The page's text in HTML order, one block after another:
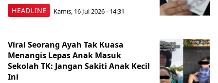
HEADLINE Kamis, 16 Jul 2026 - 14:31
Viral Seorang Ayah Tak Kuasa
Menangis Lepas Anak Masuk
Sekolah TK: Jangan Sakiti Anak Kecil
Ini